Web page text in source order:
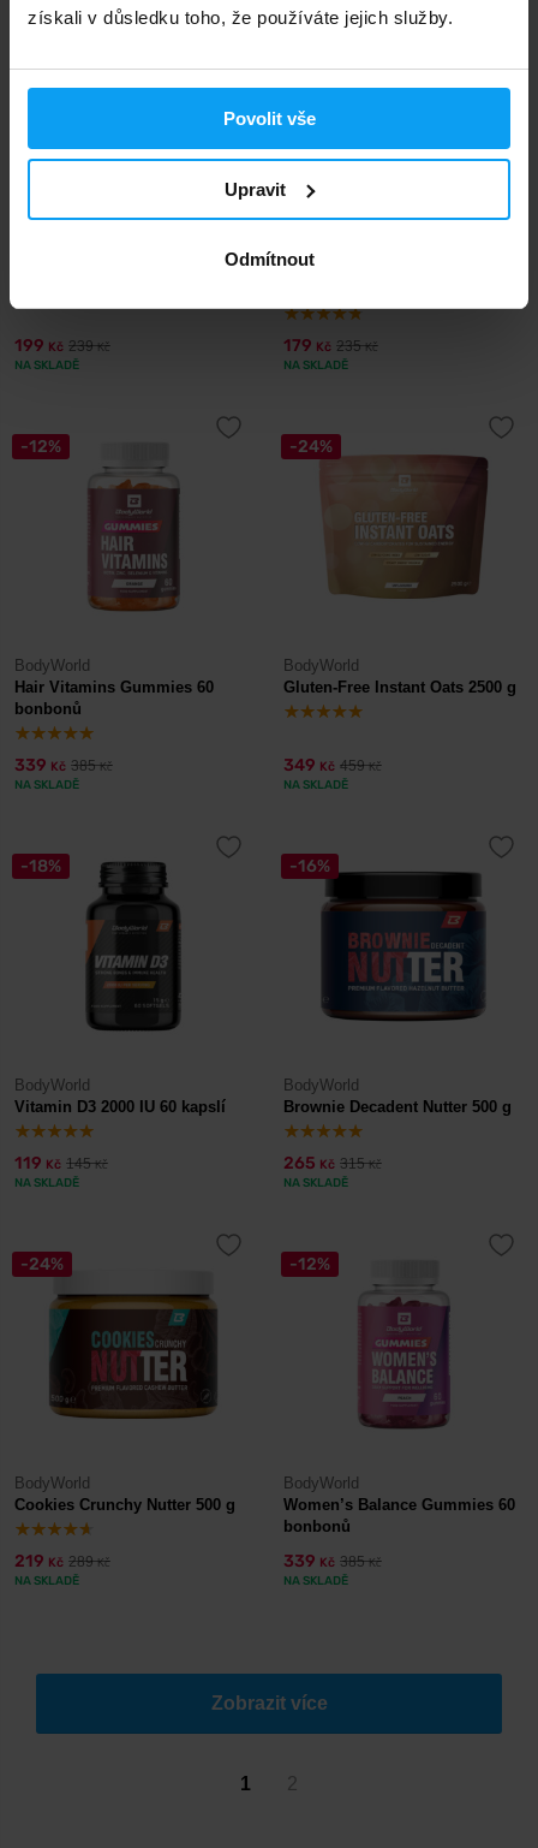
získali v důsledku toho, že používáte jejich služby.
Povolit vše
Upravit
Odmítnout
-17%
199 Kč 239Kč
NA SKLADĚ
-24%
White Choc & Salty Caramel
179 Kč 235Kč
NA SKLADĚ
-12%
BodyWorld
Hair Vitamins Gummies 60
bonbonů
339 Kč 385Kč
NA SKLADĚ
-24%
BodyWorld
Gluten-Free Instant Oats 2500 g
349 Kč 459Kč
NA SKLADĚ
-18%
BodyWorld
Vitamin D3 2000 IU 60 kapslí
119 Kč 145Kč
NA SKLADĚ
-16%
BodyWorld
Brownie Decadent Nutter 500 g
265 Kč 315Kč
NA SKLADĚ
-24%
BodyWorld
Cookies Crunchy Nutter 500 g
219 Kč 289Kč
NA SKLADĚ
-12%
BodyWorld
Women’s Balance Gummies 60
bonbonů
339 Kč 385Kč
NA SKLADĚ
Zobrazit více
1 2